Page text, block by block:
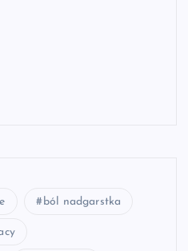
ból nadgarstka